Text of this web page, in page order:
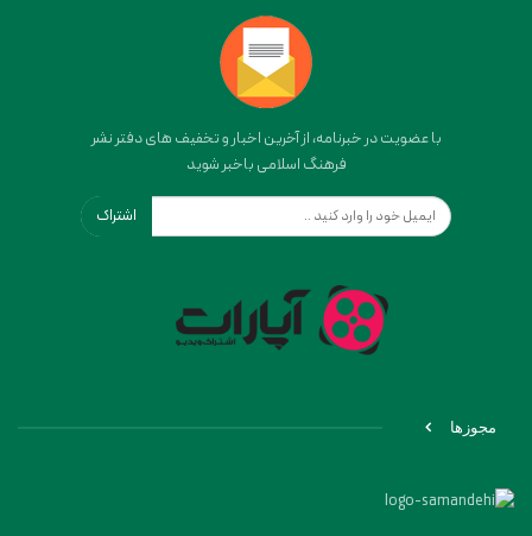
با عضویت در خبرنامه، از آخرین اخبار و تخفیف های دفتر نشر
فرهنگ اسلامی باخبر شوید
اشتراک
مجوزها